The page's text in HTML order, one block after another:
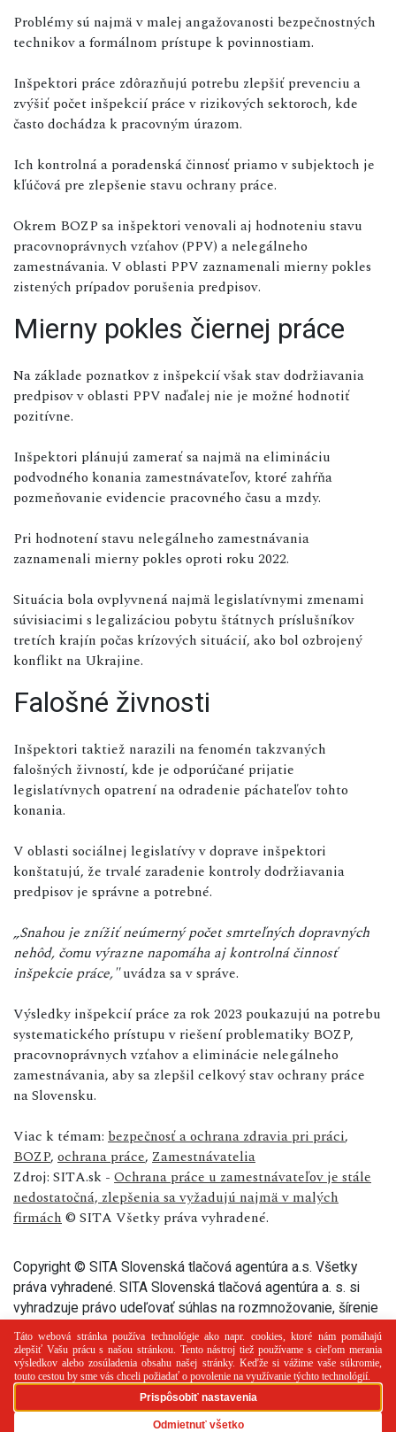
Problémy sú najmä v malej angažovanosti bezpečnostných
technikov a formálnom prístupe k povinnostiam.
Inšpektori práce zdôrazňujú potrebu zlepšiť prevenciu a
zvýšiť počet inšpekcií práce v rizikových sektoroch, kde
často dochádza k pracovným úrazom.
Ich kontrolná a poradenská činnosť priamo v subjektoch je
kľúčová pre zlepšenie stavu ochrany práce.
Okrem BOZP sa inšpektori venovali aj hodnoteniu stavu
pracovnoprávnych vzťahov (PPV) a nelegálneho
zamestnávania. V oblasti PPV zaznamenali mierny pokles
zistených prípadov porušenia predpisov.
Mierny pokles čiernej práce
Na základe poznatkov z inšpekcií však stav dodržiavania
predpisov v oblasti PPV naďalej nie je možné hodnotiť
pozitívne.
Inšpektori plánujú zamerať sa najmä na elimináciu
podvodného konania zamestnávateľov, ktoré zahŕňa
pozmeňovanie evidencie pracovného času a mzdy.
Pri hodnotení stavu nelegálneho zamestnávania
zaznamenali mierny pokles oproti roku 2022.
Situácia bola ovplyvnená najmä legislatívnymi zmenami
súvisiacimi s legalizáciou pobytu štátnych príslušníkov
tretích krajín počas krízových situácií, ako bol ozbrojený
konflikt na Ukrajine.
Falošné živnosti
Inšpektori taktiež narazili na fenomén takzvaných
falošných živností, kde je odporúčané prijatie
legislatívnych opatrení na odradenie páchateľov tohto
konania.
V oblasti sociálnej legislatívy v doprave inšpektori
konštatujú, že trvalé zaradenie kontroly dodržiavania
predpisov je správne a potrebné.
„Snahou je znížiť neúmerný počet smrteľných dopravných
nehôd, čomu výrazne napomáha aj kontrolná činnosť
inšpekcie práce,"uvádza sa v správe.
Výsledky inšpekcií práce za rok 2023 poukazujú na potrebu
systematického prístupu v riešení problematiky BOZP,
pracovnoprávnych vzťahov a eliminácie nelegálneho
zamestnávania, aby sa zlepšil celkový stav ochrany práce
na Slovensku.
Viac k témam: bezpečnosť a ochrana zdravia pri práci,
BOZP, ochrana práce, Zamestnávatelia
Zdroj: SITA.sk - Ochrana práce u zamestnávateľov je stále
nedostatočná, zlepšenia sa vyžadujú najmä v malých
firmách © SITA Všetky práva vyhradené.
Copyright © SITA Slovenská tlačová agentúra a.s. Všetky
práva vyhradené. SITA Slovenská tlačová agentúra a. s. si
vyhradzuje právo udeľovať súhlas na rozmnožovanie, šírenie